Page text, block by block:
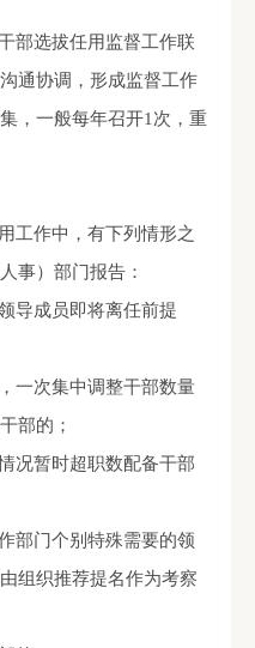
部选拔任用监督工作联
通协调，形成监督工作
，一般每年召开1 次，重
工作中，有下列情形之
事）部门报告：
导成员即将离任前提
一次集中调整干部数量
部的；
况暂时超职数配备干部
部门个别特殊需要的领
组织推荐提名作为考察